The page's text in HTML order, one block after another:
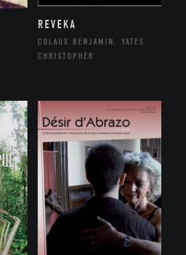
REVEKA
COLAUX BENJAMIN, YATES
CHRISTOPHER